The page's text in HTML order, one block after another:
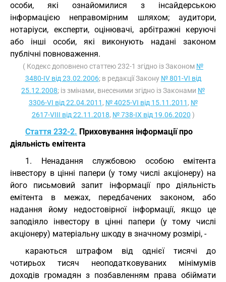
особи, які ознайомилися з інсайдерською
інформацією неправомірним шляхом; аудитори,
нотаріуси, експерти, оцінювачі, арбітражні керуючі
або інші особи, які виконують надані законом
публічні повноваження.
( Кодекс доповнено статтею 232-1 згідно із Законом №
3480-IV від 23.02.2006; в редакції Закону № 801-VI від
25.12.2008; із змінами, внесеними згідно із Законами №
3306-VI від 22.04.2011 , № 4025-VI від 15.11.2011 , №
2617-VIII від 22.11.2018, № 738-IX від 19.06.2020 )
Стаття 232-2. Приховування інформації про
діяльність емітента
1. Ненадання службовою особою емітента
інвестору в цінні папери (у тому числі акціонеру) на
його письмовий запит інформації про діяльність
емітента в межах, передбачених законом, або
надання йому недостовірної інформації, якщо це
заподіяло інвестору в цінні папери (у тому числі
акціонеру) матеріальну шкоду в значному розмірі, -
караються штрафом від однієї тисячі до
чотирьох тисяч неоподатковуваних мінімумів
доходів громадян з позбавленням права обіймати